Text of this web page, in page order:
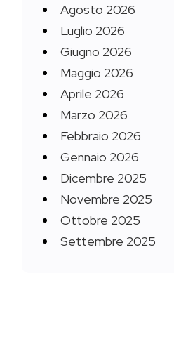
Agosto 2026
Luglio 2026
Giugno 2026
Maggio 2026
Aprile 2026
Marzo 2026
Febbraio 2026
Gennaio 2026
Dicembre 2025
Novembre 2025
Ottobre 2025
Settembre 2025